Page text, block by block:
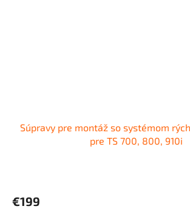
Súpravy pre montáž so systémom
pre TS 700, 800, 910i
€199